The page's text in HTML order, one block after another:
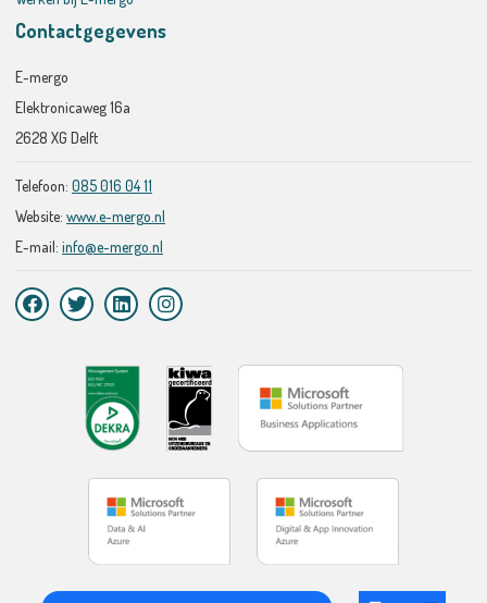
Contactgegevens
E-mergo
Elektronicaweg 16a
2628 XG Delft
Telefoon: 085 016 04 11
Website: www.e-mergo.nl
E-mail: info@e-mergo.nl